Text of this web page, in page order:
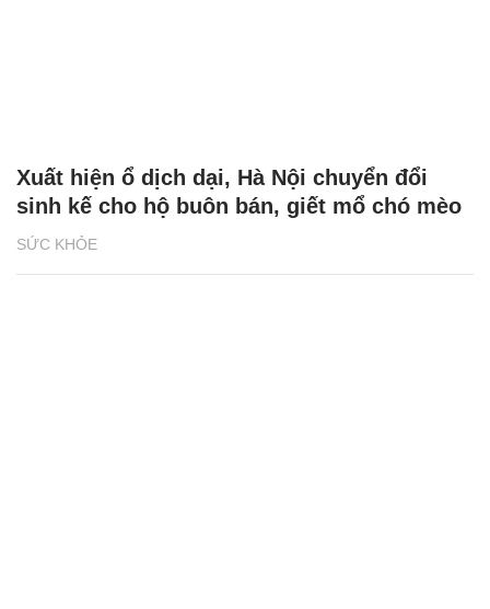
SỨC KHỎE
Xuất hiện ổ dịch dại, Hà Nội chuyển đổi
sinh kế cho hộ buôn bán, giết mổ chó mèo